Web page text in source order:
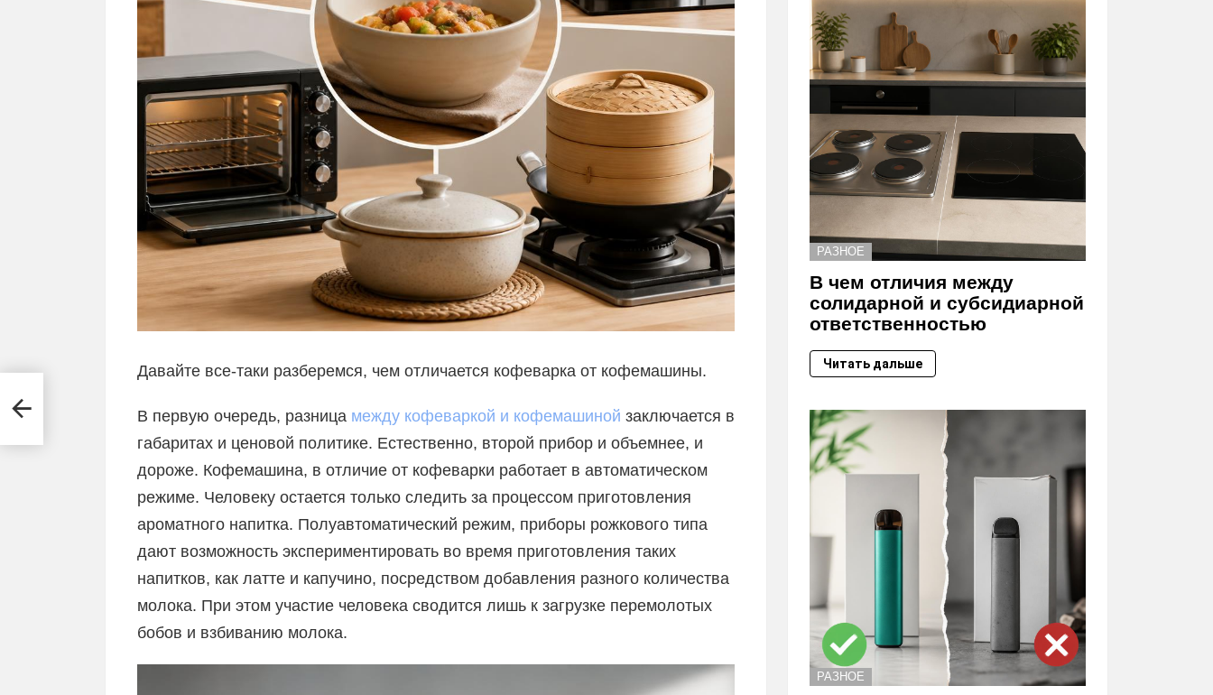
Давайте все-таки разберемся, чем отличается кофеварка от кофемашины.
В первую очередь, разница между кофеваркой и кофемашиной заключается в
габаритах и ценовой политике. Естественно, второй прибор и объемнее, и
дороже. Кофемашина, в отличие от кофеварки работает в автоматическом
режиме. Человеку остается только следить за процессом приготовления
ароматного напитка. Полуавтоматический режим, приборы рожкового типа
дают возможность экспериментировать во время приготовления таких
напитков, как латте и капучино, посредством добавления разного количества
молока. При этом участие человека сводится лишь к загрузке перемолотых
бобов и взбиванию молока.
РАЗНОЕ
В чем отличия между
солидарной и субсидиарной
ответственностью
Читать дальше
РАЗНОЕ